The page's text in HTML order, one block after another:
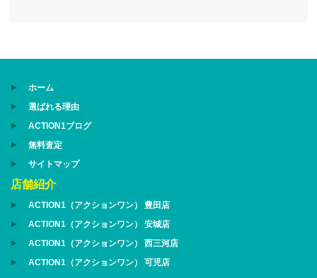
ホーム
選ばれる理由
ACTION1ブログ
無料査定
サイトマップ
店舗紹介
ACTION1（アクションワン） 豊田店
ACTION1（アクションワン） 安城店
ACTION1（アクションワン） 西三河店
ACTION1（アクションワン） 可児店